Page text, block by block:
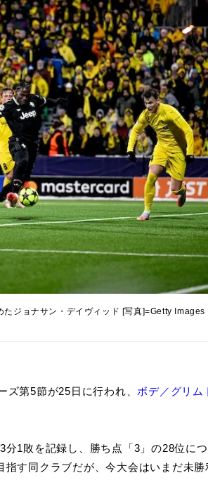
たジョナサン・デイヴィッド [写真]=Getty Images
ズ第5節が25日に行われ、 ボデ／グリム
1敗を記録し、勝ち点「3」の28位につ
す同クラブだが、今大会はいまだ未